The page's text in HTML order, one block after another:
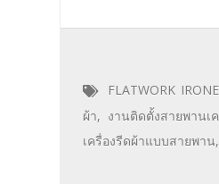
FLATWORK
ผ้า, งานติดตั้งสายพานเ
เครื่องรีดผ้าแบบสายพาน,